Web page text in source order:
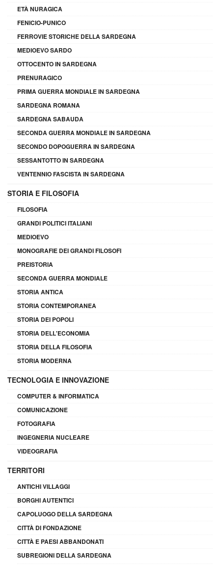
ETÀ NURAGICA
FENICIO-PUNICO
FERROVIE STORICHE DELLA SARDEGNA
MEDIOEVO SARDO
OTTOCENTO IN SARDEGNA
PRENURAGICO
PRIMA GUERRA MONDIALE IN SARDEGNA
SARDEGNA ROMANA
SARDEGNA SABAUDA
SECONDA GUERRA MONDIALE IN SARDEGNA
SECONDO DOPOGUERRA IN SARDEGNA
SESSANTOTTO IN SARDEGNA
VENTENNIO FASCISTA IN SARDEGNA
STORIA E FILOSOFIA
FILOSOFIA
GRANDI POLITICI ITALIANI
MEDIOEVO
MONOGRAFIE DEI GRANDI FILOSOFI
PREISTORIA
SECONDA GUERRA MONDIALE
STORIA ANTICA
STORIA CONTEMPORANEA
STORIA DEI POPOLI
STORIA DELL'ECONOMIA
STORIA DELLA FILOSOFIA
STORIA MODERNA
TECNOLOGIA E INNOVAZIONE
COMPUTER & INFORMATICA
COMUNICAZIONE
FOTOGRAFIA
INGEGNERIA NUCLEARE
VIDEOGRAFIA
TERRITORI
ANTICHI VILLAGGI
BORGHI AUTENTICI
CAPOLUOGO DELLA SARDEGNA
CITTÀ DI FONDAZIONE
CITTÀ E PAESI ABBANDONATI
SUBREGIONI DELLA SARDEGNA